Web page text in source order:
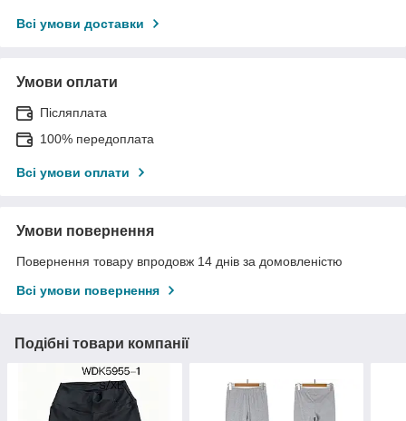
Всі умови доставки
Умови оплати
Післяплата
100% передоплата
Всі умови оплати
Умови повернення
Повернення товару впродовж 14 днів за домовленістю
Всі умови повернення
Подібні товари компанії